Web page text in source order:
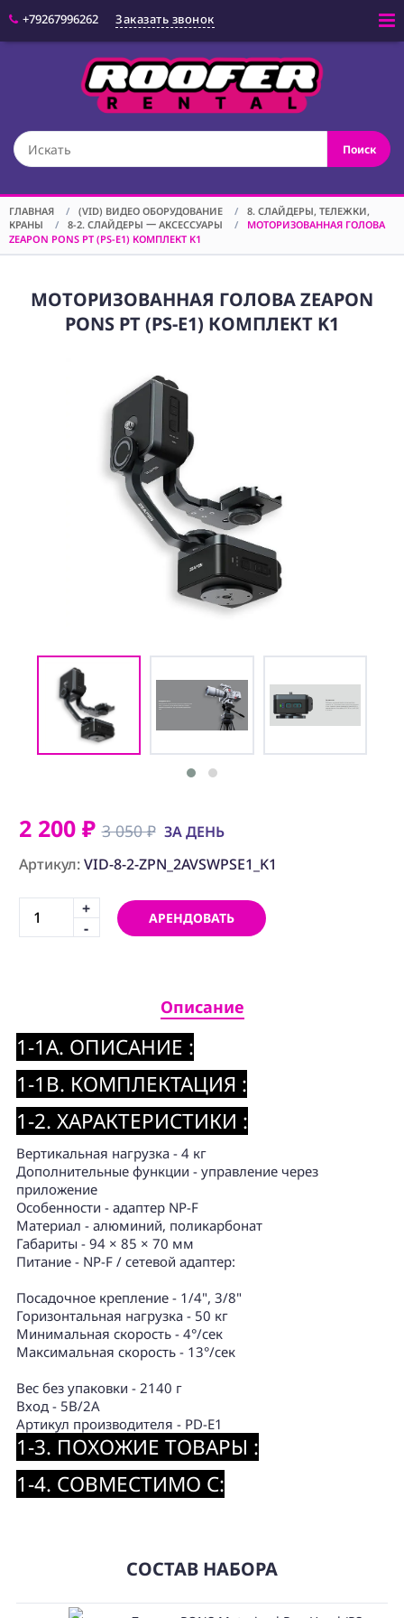
+79267996262 Заказать звонок
Поиск
(OPT) ОПТИКА
ОБОРУДОВАНИЕ
(LGT) СВЕТОВОЕ
ОБОРУДОВАНИЕ
СПЕЦЭФФЕКТЫ
(STD) СТОЙКИ
ОБОРУДОВАНИЕ
(CMM) СВЯЗЬ И
ЭЛЕКТРОПИТАНИЕ
СМАРТ/СЕТЕВЫЕ
УСТРОЙСТВА
(FRN) МЕБЕЛЬ И
(CNS) РАСХОДНЫЕ
ОБЕСПЕЧЕНИЕ
Аренда
Постпродакшн
нас
Контакты
ГЛАВНАЯ / (VID) ВИДЕО ОБОРУДОВАНИЕ /
8. СЛАЙДЕРЫ, ТЕЛЕЖКИ,
КРАНЫ
/ 8-2. СЛАЙДЕРЫ 一 АКСЕССУАРЫ /
МОТОРИЗОВАННАЯ ГОЛОВА
ZEAPON PONS PT (PS-E1) КОМПЛЕКТ K1
МОТОРИЗОВАННАЯ ГОЛОВА ZEAPON
PONS PT (PS-E1) КОМПЛЕКТ K1
2 200 ₽3 050 ₽ ЗА ДЕНЬ
Артикул: VID-8-2-ZPN_2AVSWPSE1_K1
+
-
АРЕНДОВАТЬ
Описание
1-1A. ОПИСАНИЕ :
1-1B. КОМПЛЕКТАЦИЯ :
1-2. ХАРАКТЕРИСТИКИ :
Вертикальная нагрузка - 4 кг
Дополнительные функции - управление через
приложение
Особенности - адаптер NP-F
Материал - алюминий, поликарбонат
Габариты - 94 × 85 × 70 мм
Питание - NP-F / сетевой адаптер:
Посадочное крепление - 1/4", 3/8"
Горизонтальная нагрузка - 50 кг
Минимальная скорость - 4°/сек
Максимальная скорость - 13°/сек
Вес без упаковки - 2140 г
Вход - 5В/2А
Артикул производителя - PD-E1
1-3. ПОХОЖИЕ ТОВАРЫ :
1-4. СОВМЕСТИМО С:
СОСТАВ НАБОРА